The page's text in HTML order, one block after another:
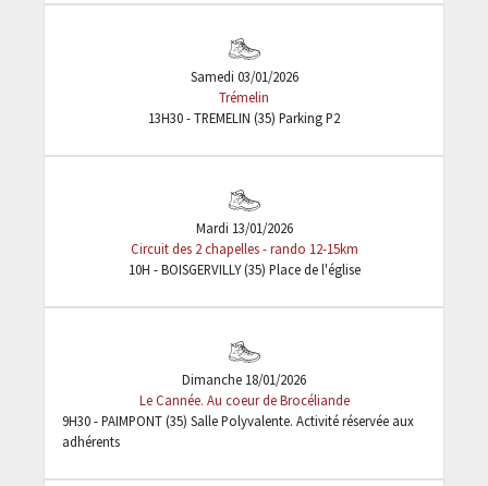
Samedi 03/01/2026
Trémelin
13H30 - TREMELIN (35) Parking P2
Mardi 13/01/2026
Circuit des 2 chapelles - rando 12-15km
10H - BOISGERVILLY (35) Place de l'église
Dimanche 18/01/2026
Le Cannée. Au coeur de Brocéliande
9H30 - PAIMPONT (35) Salle Polyvalente. Activité réservée aux
adhérents